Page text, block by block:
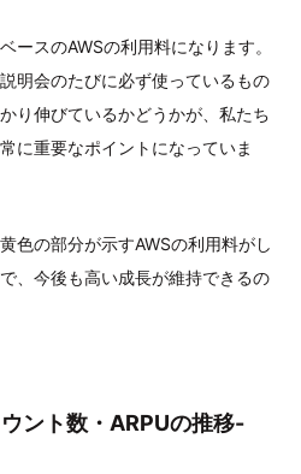
ースのAWSの利用料になります。
明会のたびに必ず使っているもの
り伸びているかどうかが、私たち
に重要なポイントになっていま
色の部分が示すAWSの利用料がし
、今後も高い成長が維持できるの
ント数・ARPUの推移-